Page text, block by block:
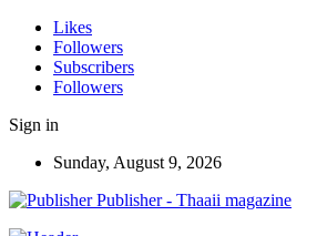
Likes
Followers
Subscribers
Followers
Sign in
Sunday, August 9, 2026
Publisher - Thaaii magazine